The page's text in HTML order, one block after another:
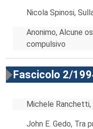
Nicola Spinosi,
Anonimo, Alcune
compulsivo
Fascicolo 2/
Michele
John E. Gedo, Tra